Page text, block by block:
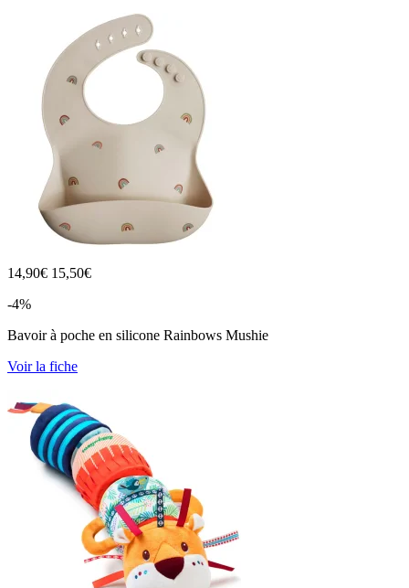
14,90€ 15,50€
-4%
Bavoir à poche en silicone Rainbows Mushie
Voir la fiche